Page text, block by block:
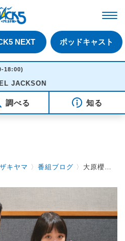
NEXT ポッドキャスト
18:00)
調べる 知る
キヤマ 〉番組ブログ 〉 大原櫻子さんからゲットした情報